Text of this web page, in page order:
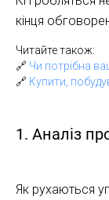
кінця
Читайте також:
🔗 Чи потрібна
🔗 Купити,
1. Аналіз
Як рухаються